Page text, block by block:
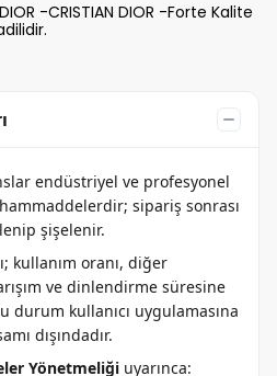
-CRISTIAN DIOR -Forte Kalite
endüstriyel ve profesyonel
sipariş sonrası
şişelenir.
kullanım oranı, diğer
ve dinlendirme süresine
durum kullanıcı uygulamasına
dışındadır.
Yönetmeliği uyarınca: